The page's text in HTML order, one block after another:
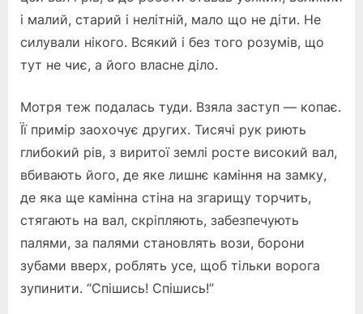
і малий, старий і нелітній, мало що не діти. Не
силували нікого. Всякий і без того розумів, що
тут не чиє, а його власне діло.
Мотря теж подалась туди. Взяла заступ — копає.
Її примір заохочує других. Тисячі рук риють
глибокий рів, з виритої землі росте високий вал,
вбивають його, де яке лишнє каміння на замку,
де яка ще камінна стіна на згарищу торчить,
стягають на вал, скріпляють, забезпечують
палями, за палями становлять вози, борони
зубами вверх, роблять усе, щоб тільки ворога
зупинити. “Спішись! Спішись!”